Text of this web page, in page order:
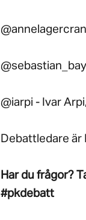
@iarpi - Ivar
Debattledare
Har du frågor?
#pkdebatt